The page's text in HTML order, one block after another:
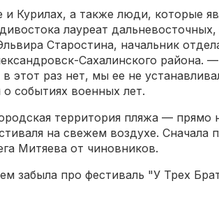
а также люди, которые
лауреат
Старостина, начальник
Сахалинского района.
раз нет, мы ее не
событиях военных лет.
территория пляжа —
на свежем воздухе. Сначала
Митяева от чиновников.
забыла про фестиваль "У Трех